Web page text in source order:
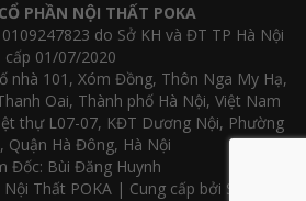
PHẦN NỘI THẤT POKA
do Sở KH và ĐT TP Hà Nội
cấp 01/07/2020
nhà 101, Xóm Đồng, Thôn Nga My Hạ,
Oai, Thành phố Hà Nội, Việt Nam
thự L07-07, KĐT Dương Nội, Phường
Quận Hà Đông, Hà Nội
Đốc: Bùi Đăng Huynh
Thất POKA | Cung cấp bởi Sapo